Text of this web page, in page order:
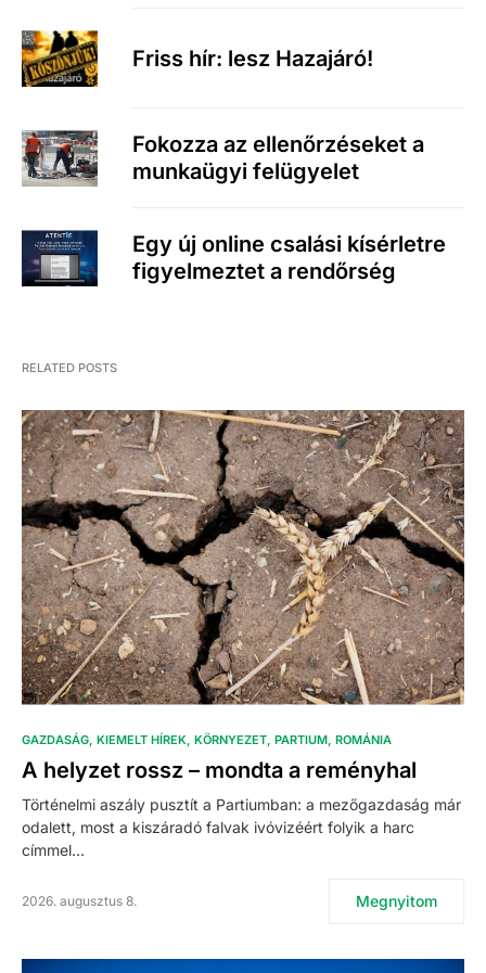
Friss hír: lesz Hazajáró!
Fokozza az ellenőrzéseket a
munkaügyi felügyelet
Egy új online csalási kísérletre
figyelmeztet a rendőrség
RELATED POSTS
GAZDASÁG KIEMELT HÍREK KÖRNYEZET PARTIUM ROMÁNIA
A helyzet rossz – mondta a reményhal
Történelmi aszály pusztít a Partiumban: a mezőgazdaság már
odalett, most a kiszáradó falvak ivóvizéért folyik a harc
címmel…
2026. augusztus 8. Megnyitom